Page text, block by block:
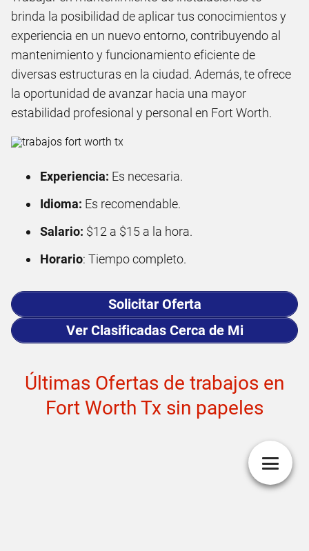
brinda la posibilidad de aplicar tus conocimientos y
experiencia en un nuevo entorno, contribuyendo al
mantenimiento y funcionamiento eficiente de
diversas estructuras en la ciudad. Además, te ofrece
la oportunidad de avanzar hacia una mayor
estabilidad profesional y personal en Fort Worth.
Experiencia: Es necesaria.
Idioma: Es recomendable.
Salario: $12 a $15 a la hora.
Horario: Tiempo completo.
Solicitar Oferta
Ver Clasificadas Cerca de Mi
Últimas Ofertas de trabajos en
Fort Worth Tx sin papeles